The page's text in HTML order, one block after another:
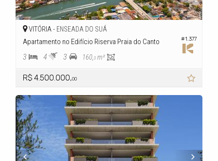
#1.377
VITÓRIA - ENSEADA DO SUÁ
Apartamento no Edifício Riserva Praia do Canto
3 4 3 160,0 m²
R$ 4.500.000,00